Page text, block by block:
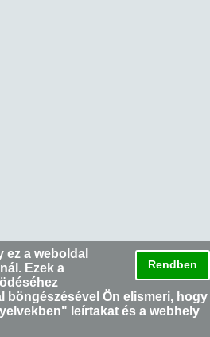
Rendben
ez a weboldal
Ezek a
böngészésével Ön elismeri, hogy
" leírtakat és a webhely